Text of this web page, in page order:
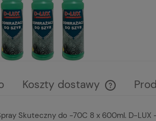
Koszty dostawy
Cena nie
Skuteczny do -70C 8 x 600ml. D-